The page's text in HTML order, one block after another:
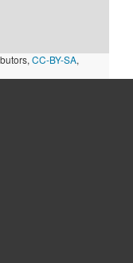
CC-BY-SA,